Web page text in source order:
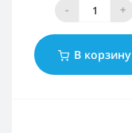
- +
В корзину